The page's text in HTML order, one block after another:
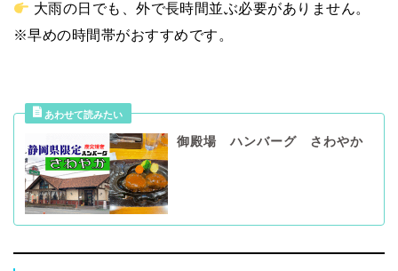
大雨の日でも、外で長時間並ぶ必要がありません。
※早めの時間帯がおすすめです。
御殿場 ハンバーグ さわやか